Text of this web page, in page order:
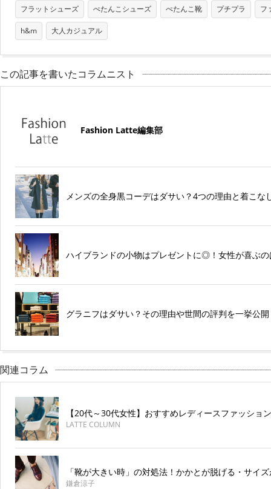
フラットシューズ ぺたんこシューズ ぺたんこ靴 プチプラ フ
h&m 大人カジュアル
この記事を書いたコラムニスト
Fashion Latte編集部
メンズの全身黒コーデはダサい？4つの理由と着こな
ハイブランドの小物はプレゼントに◎！女性が喜ぶ
グラニフはダサい？その理由や世間の評判を一挙公開
関連コラム
【20代～30代女性】おすすめレディースファッシ
LATTE COLUMN
「靴が大きい時」の対処法！かかとが脱げる・サイ
鎌倉涼子